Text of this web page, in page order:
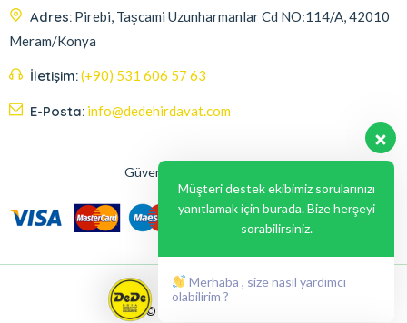
Adres: Pirebi, Taşcami Uzunharmanlar Cd NO:114/A, 42010
Meram/Konya
İletişim:(+90) 531 606 57 63
E-Posta: info@dedehirdavat.com
Güvenli Ödeme Seçenekleri
© 2024, Liabil Dizayn
Müşteri destek ekibimiz sorularınızı
yanıtlamak için burada. Bize herşeyi
sorabilirsiniz.
Merhaba , size nasıl yardımcı
olabilirim ?